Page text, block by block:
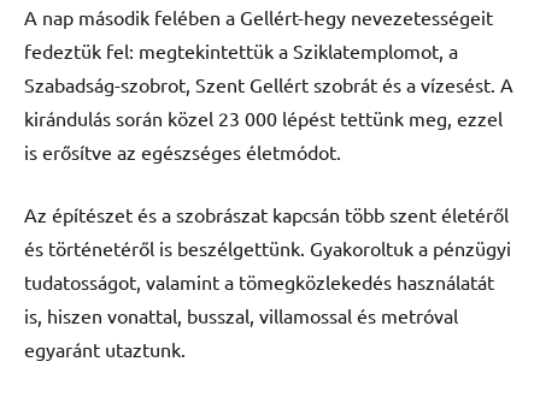
A nap második felében a Gellért-hegy nevezetességeit
fedeztük fel: megtekintettük a Sziklatemplomot, a
Szabadság-szobrot, Szent Gellért szobrát és a vízesést. A
kirándulás során közel 23 000 lépést tettünk meg, ezzel
is erősítve az egészséges életmódot.
Az építészet és a szobrászat kapcsán több szent életéről
és történetéről is beszélgettünk. Gyakoroltuk a pénzügyi
tudatosságot, valamint a tömegközlekedés használatát
is, hiszen vonattal, busszal, villamossal és metróval
egyaránt utaztunk.